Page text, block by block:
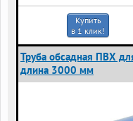
Купить
в 1 клик!
Труба обсадная ПВХ
длина 3000 мм